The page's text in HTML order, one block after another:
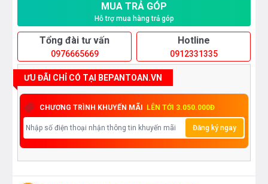
MUA TRẢ GÓP
Hỗ trợ mua hàng trả góp
Tổng đài tư vấn
0976665669
Hotline
0912331335
ƯU ĐÃI CHỈ CÓ TẠI BEPANTOAN.VN
CHƯƠNG TRÌNH KHUYẾN MÃI LÊN TỚI 3.050.000Đ
Đăng ký ngay